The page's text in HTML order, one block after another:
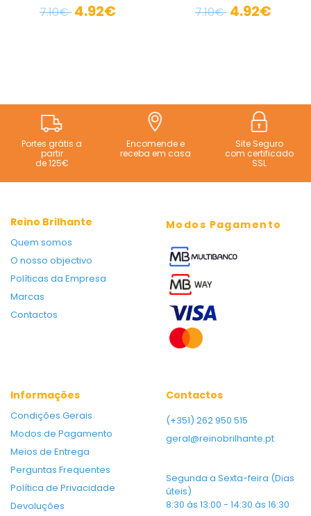
7.10€ 4.92€
7.10€ 4.92€
Portes grátis a
partir
de 125€
Encomende e
receba em casa
Site Seguro
com certificado
SSL
Reino Brilhante
Quem somos
O nosso objectivo
Políticas da Empresa
Marcas
Contactos
Modos Pagamento
Informações
Condições Gerais
Modos de Pagamento
Meios de Entrega
Perguntas Frequentes
Política de Privacidade
Devoluções
Contactos
(+351) 262 950 515
geral@reinobrilhante.pt
Segunda a Sexta-feira (Dias
úteis)
8:30 às 13:00 - 14:30 às 16:30